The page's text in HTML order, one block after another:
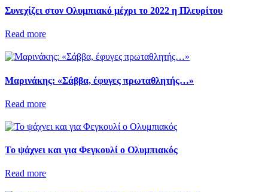
Συνεχίζει στον Ολυμπιακό μέχρι το 2022 η Πλευρίτου
Read more
Μαρινάκης: «Σάββα, έφυγες πρωταθλητής…»
Read more
Το ψάχνει και για Φεγκουλί ο Ολυμπιακός
Read more